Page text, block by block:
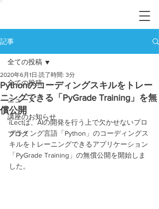
記事
全ての投稿
ニュース
講座のお知らせ
ブログ
全ての投稿
Pythonのコーディングスキルをトレー
ニングできる「PyGrade Training」を無
償公開
2020年6月1日 読了時間: 3分
iLectは、AIの開発を行う上で欠かせないプロ
グラミング言語「Python」のコーディングス
キルをトレーニングできるアプリケーション
「PyGrade Training」の無償公開を開始しま
した。